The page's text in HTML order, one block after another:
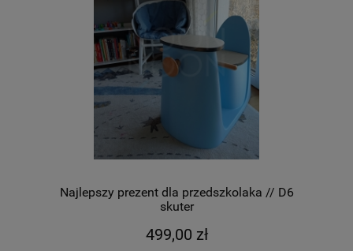
Najlepszy prezent dla przedszkolaka // D6
skuter
499,00 zł